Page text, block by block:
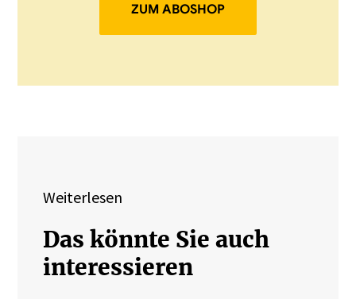
ZUM ABOSHOP
Weiterlesen
Das könnte Sie auch
interessieren